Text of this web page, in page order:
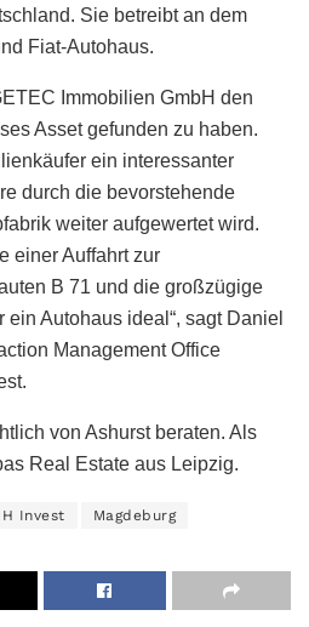
Sie betreibt an dem
Fiat-Autohaus.
Immobilien GmbH den
Asset gefunden zu haben.
ein interessanter
durch die bevorstehende
weiter aufgewertet wird.
einer Auffahrt zur
B 71 und die großzügige
Autohaus ideal“, sagt Daniel
Management Office
von Ashurst beraten. Als
Real Estate aus Leipzig.
Invest Magdeburg